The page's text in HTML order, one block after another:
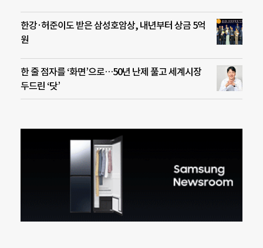
한강·허준이도 받은 삼성호암상, 내년부터 상금 5억
원
한 줄 점자를 ‘화면’으로…50년 난제 풀고 세계시장
두드린 ‘닷’